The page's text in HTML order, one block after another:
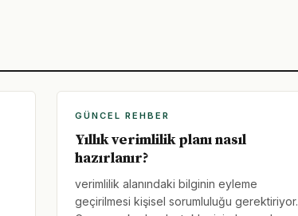
GÜNCEL REHBER
Yıllık verimlilik planı nasıl
hazırlanır?
verimlilik alanındaki bilginin eyleme
geçirilmesi kişisel sorumluluğu gerektiriyor.